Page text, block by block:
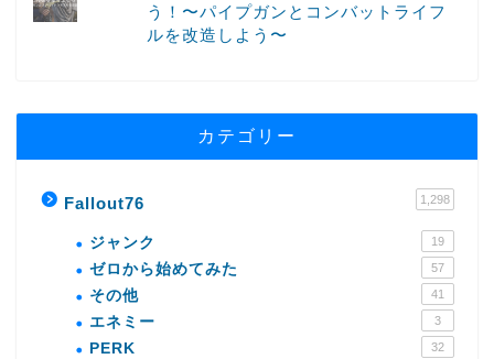
う！〜パイプガンとコンバットライフ
ルを改造しよう〜
カテゴリー
Fallout76 1,298
ジャンク 19
ゼロから始めてみた 57
その他 41
エネミー 3
PERK 32